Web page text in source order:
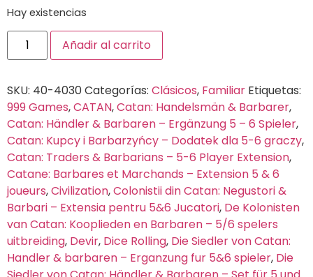
Hay existencias
Añadir al carrito
SKU: 40-4030Categorías: Clásicos, Familiar Etiquetas:
999 Games,CATAN,Catan: Handelsmän & Barbarer,
Catan: Händler & Barbaren – Ergänzung 5 – 6 Spieler,
Catan: Kupcy i Barbarzyńcy – Dodatek dla 5-6 graczy,
Catan: Traders & Barbarians – 5-6 Player Extension,
Catane: Barbares et Marchands – Extension 5 & 6
joueurs,Civilization,Colonistii din Catan: Negustori &
Barbari – Extensia pentru 5&6 Jucatori, De Kolonisten
van Catan: Kooplieden en Barbaren – 5/6 spelers
uitbreiding, Devir, Dice Rolling, Die Siedler von Catan:
Handler & barbaren – Erganzung fur 5&6 spieler, Die